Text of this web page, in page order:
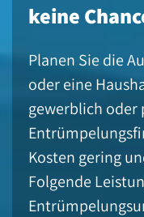
keine
Planen Sie die
oder eine
gewerblich oder
Kosten gering
Folgende